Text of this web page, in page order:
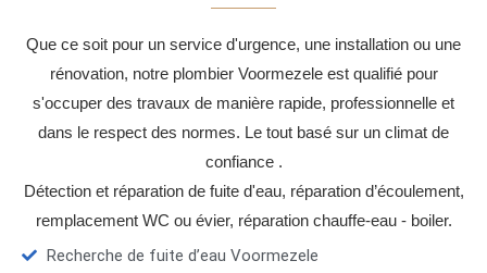
Que ce soit pour un service d'urgence, une installation ou une
rénovation, notre plombier Voormezele est qualifié pour
s'occuper des travaux de manière rapide, professionnelle et
dans le respect des normes. Le tout basé sur un climat de
confiance .
Détection et réparation de fuite d'eau, réparation d’écoulement,
remplacement WC ou évier, réparation chauffe-eau - boiler.
Recherche de fuite d’eau Voormezele